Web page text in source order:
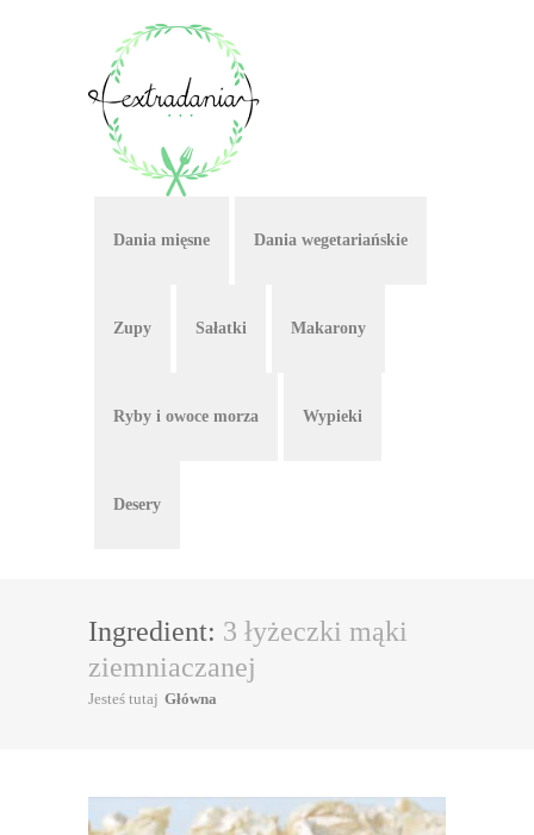
Dania mięsne Dania wegetariańskie
Zupy Sałatki Makarony
Ryby i owoce morza Wypieki
Desery
Ingredient: 3 łyżeczki mąki
ziemniaczanej
Jesteś tutaj Główna